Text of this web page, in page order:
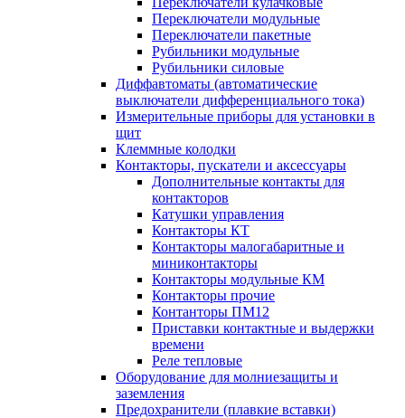
Переключатели модульные
Переключатели пакетные
Рубильники модульные
Рубильники силовые
Диффавтоматы (автоматические
выключатели дифференциального тока)
Измерительные приборы для установки в
щит
Клеммные колодки
Контакторы, пускатели и аксессуары
Дополнительные контакты для
контакторов
Катушки управления
Контакторы КТ
Контакторы малогабаритные и
миниконтакторы
Контакторы модульные КМ
Контакторы прочие
Контанторы ПМ12
Приставки контактные и выдержки
времени
Реле тепловые
Оборудование для молниезащиты и
заземления
Предохранители (плавкие вставки)